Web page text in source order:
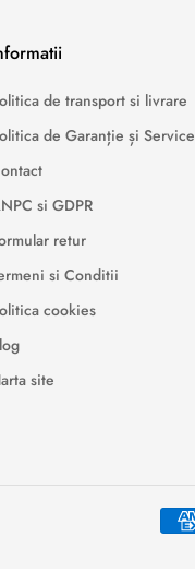
de transport si livrare
de Garanție și Service
si GDPR
retur
si Conditii
cookies
site